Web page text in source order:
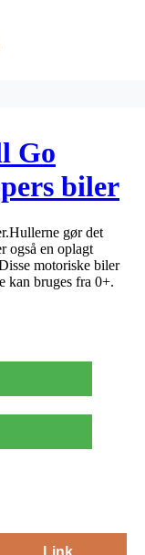
Go
biler
–
turkis
gør det
også en oplagt
motoriske biler
kan bruges fra 0+.
Link